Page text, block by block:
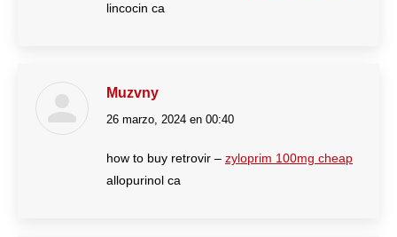
lincocin ca
Muzvny
dice:
26 marzo, 2024 en 00:40
how to buy retrovir – zyloprim 100mg cheap
allopurinol ca